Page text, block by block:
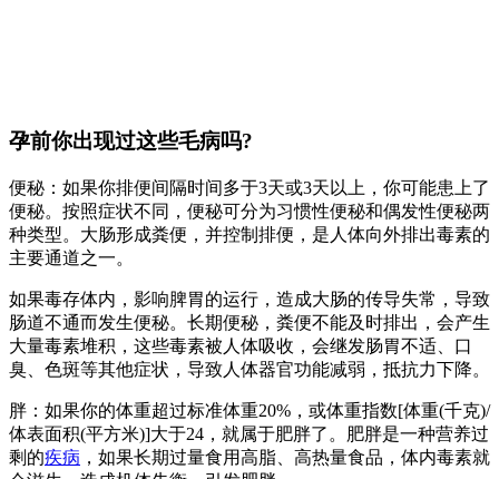
孕前你出现过这些毛病吗?
便秘：如果你排便间隔时间多于3天或3天以上，你可能患上了
便秘。按照症状不同，便秘可分为习惯性便秘和偶发性便秘两
种类型。大肠形成粪便，并控制排便，是人体向外排出毒素的
主要通道之一。
如果毒存体内，影响脾胃的运行，造成大肠的传导失常，导致
肠道不通而发生便秘。长期便秘，粪便不能及时排出，会产生
大量毒素堆积，这些毒素被人体吸收，会继发肠胃不适、口
臭、色斑等其他症状，导致人体器官功能减弱，抵抗力下降。
胖：如果你的体重超过标准体重20%，或体重指数[体重(千克)/
体表面积(平方米)]大于24，就属于肥胖了。肥胖是一种营养过
剩的疾病 ，如果长期过量食用高脂、高热量食品，体内毒素就